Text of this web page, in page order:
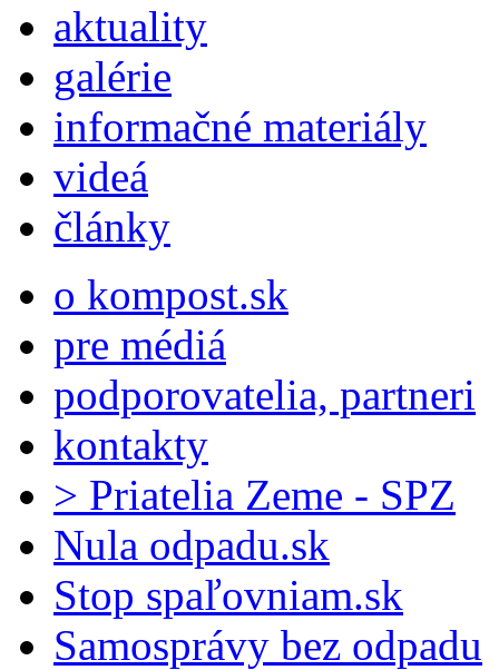
aktuality
galérie
informačné materiály
videá
články
o kompost.sk
pre médiá
podporovatelia, partneri
kontakty
> Priatelia Zeme - SPZ
Nula odpadu.sk
Stop spaľovniam.sk
Samosprávy bez odpadu